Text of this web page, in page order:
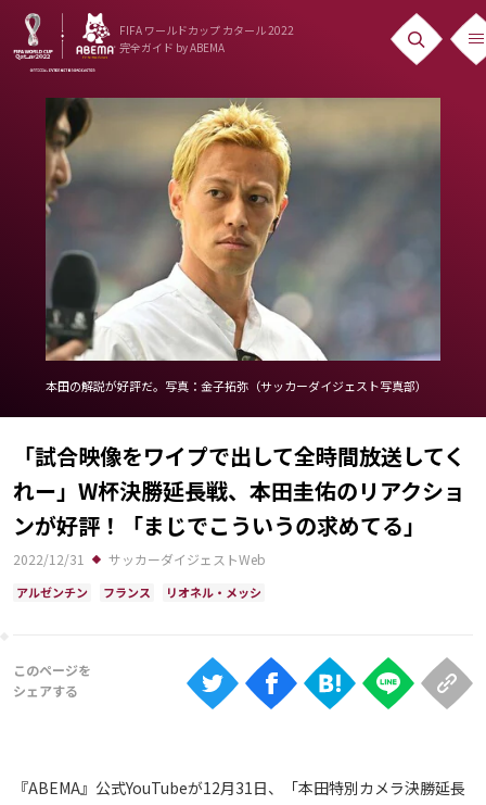
FIFA ワールドカップ カタール 2022
完全ガイド by ABEMA
ニュース
News
出場国
日本代表
Team Japan
日程・結果
Schedule
ランキング
Ranking
大会について
About
視聴方法
Android
本田の解説が好評だ。写真：金子拓弥（サッカーダイジェスト写真部）
「試合映像をワイプで出して全時間放送してく
れー」W杯決勝延長戦、本田圭佑のリアクショ
ンが好評！「まじでこういうの求めてる」
2022/12/31 サッカーダイジェストWeb
アルゼンチン フランス リオネル・メッシ
『ABEMA』公式YouTubeが12月31日、「本田特別カメラ決勝延長